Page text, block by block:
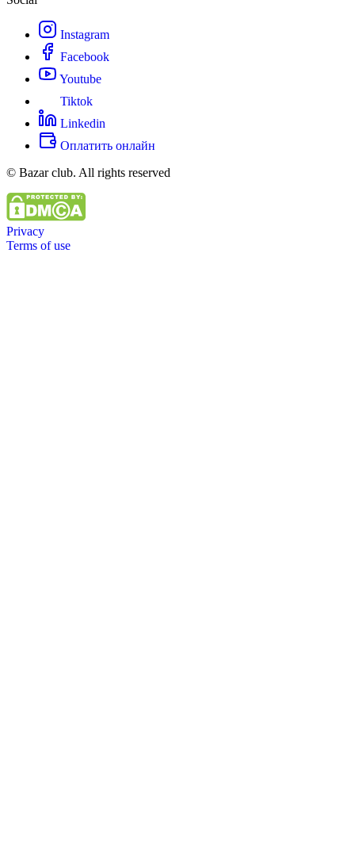
Instagram
Facebook
Youtube
Tiktok
Linkedin
Оплатить онлайн
© Bazar club. All rights reserved
Privacy
Terms of use